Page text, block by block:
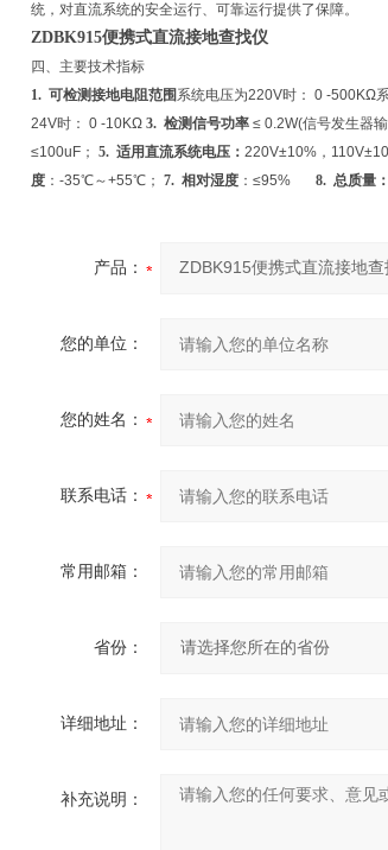
统，对直流系统的安全运行、可靠运行提供了保障。
ZDBK915便携式直流接地查找仪
四、主要技术指标
1. 可检测接地电阻范围 系统电压为220V时： 0 -500KΩ
24V时： 0 -10KΩ 3. 检测信号功率 ≤ 0.2W(信号发生器
≤100uF； 5. 适用直流系统电压： 220V±10%，
度 ：-35℃～+55℃； 7. 相对湿度 ：≤95% 8. 总质量：
产品：
您的单位：
您的姓名：
联系电话：
常用邮箱：
省份：
详细地址：
补充说明：